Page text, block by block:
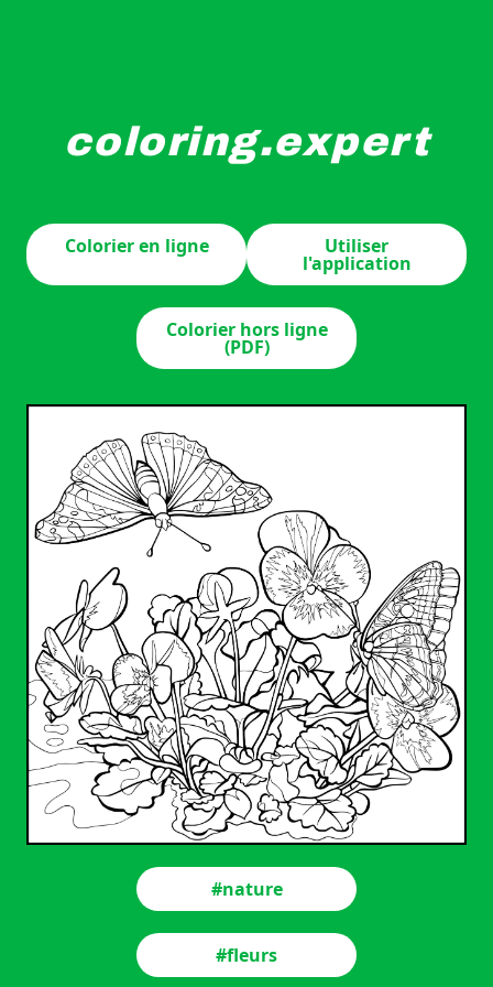
coloring.expert
Colorier en ligne
Utiliser
l'application
Colorier hors ligne
(PDF)
#nature
#fleurs